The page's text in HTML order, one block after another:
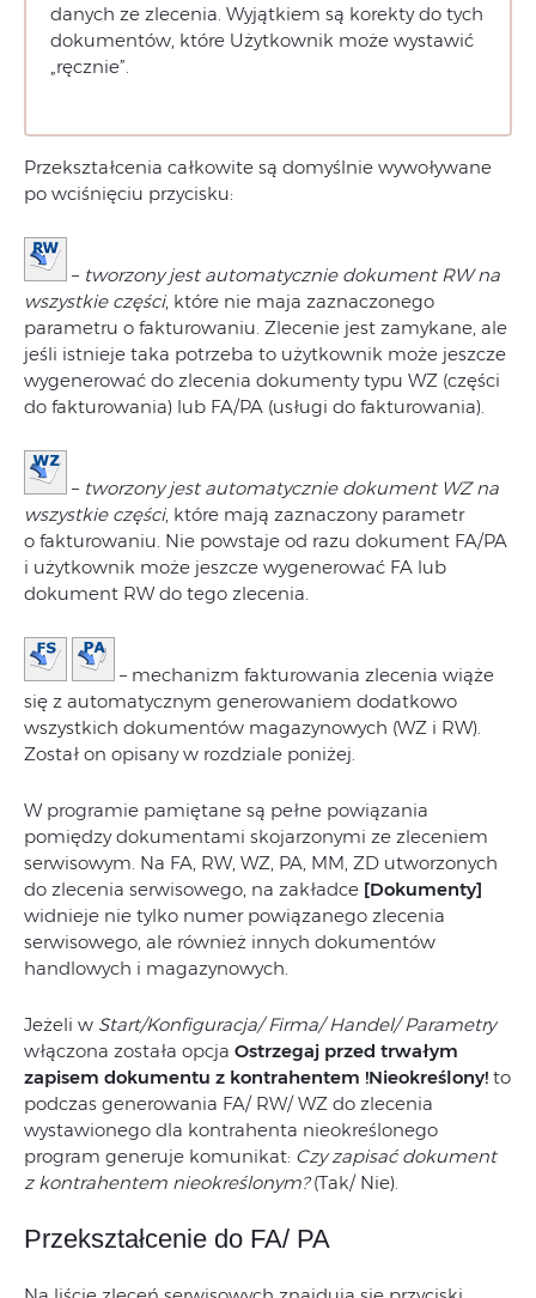
danych ze zlecenia. Wyjątkiem są korekty do tych
dokumentów, które Użytkownik może wystawić
„ręcznie”.
Przekształcenia całkowite są domyślnie wywoływane
po wciśnięciu przycisku:
– tworzony jest automatycznie dokument RW na
wszystkie części, które nie maja zaznaczonego
parametru o fakturowaniu. Zlecenie jest zamykane, ale
jeśli istnieje taka potrzeba to użytkownik może jeszcze
wygenerować do zlecenia dokumenty typu WZ (części
do fakturowania) lub FA/PA (usługi do fakturowania).
– tworzony jest automatycznie dokument WZ na
wszystkie części, które mają zaznaczony parametr
o fakturowaniu. Nie powstaje od razu dokument FA/PA
i użytkownik może jeszcze wygenerować FA lub
dokument RW do tego zlecenia.
– mechanizm fakturowania zlecenia wiąże
się z automatycznym generowaniem dodatkowo
wszystkich dokumentów magazynowych (WZ i RW).
Został on opisany w rozdziale poniżej.
W programie pamiętane są pełne powiązania
pomiędzy dokumentami skojarzonymi ze zleceniem
serwisowym. Na FA, RW, WZ, PA, MM, ZD utworzonych
do zlecenia serwisowego, na zakładce [Dokumenty]
widnieje nie tylko numer powiązanego zlecenia
serwisowego, ale również innych dokumentów
handlowych i magazynowych.
Jeżeli w Start/Konfiguracja/ Firma/ Handel/ Parametry
włączona została opcja Ostrzegaj przed trwałym
zapisem dokumentu z kontrahentem !Nieokreślony! to
podczas generowania FA/ RW/ WZ do zlecenia
wystawionego dla kontrahenta nieokreślonego
program generuje komunikat: Czy zapisać dokument
z kontrahentem nieokreślonym?(Tak/ Nie).
Przekształcenie do FA/ PA